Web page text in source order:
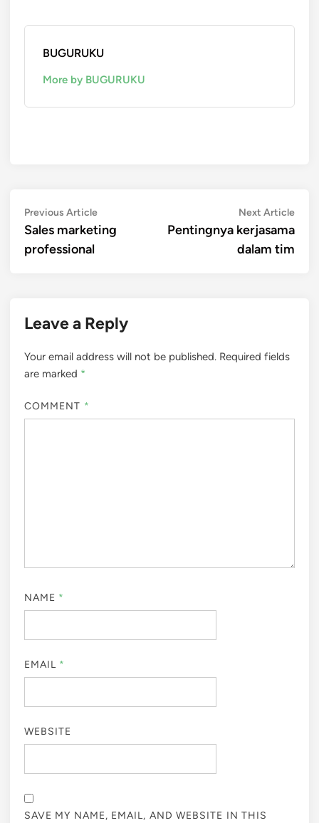
BUGURUKU
More by BUGURUKU
Post
navigation
Previous ArticlePrevious
article:
Sales marketing
professional
Next ArticleNext
Pentingnya kerjasama
dalam tim
Leave a Reply
Your email address will not be published. Required fields
are marked *
COMMENT *
NAME *
EMAIL *
WEBSITE
SAVE MY NAME, EMAIL, AND WEBSITE IN THIS